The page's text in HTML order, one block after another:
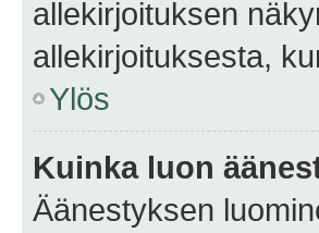
allekirjoituksen
allekirjoituksesta,
Ylös
Kuinka luon
Äänestyksen